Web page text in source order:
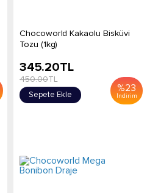
Chocoworld Kakaolu Bisküvi
Tozu (1kg)
%23
İndirim
345.20TL
450.00TL
Sepete Ekle